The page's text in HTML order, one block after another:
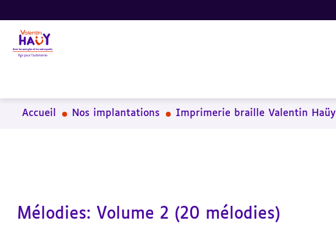
Aller
au
contenu
principal
Aller
au
pied
de
Aller
à
la
recherche
Accueil Nos implantations Imprimerie braille Valentin Haüy
Mélodies: Volume 2 (20 mélodies)